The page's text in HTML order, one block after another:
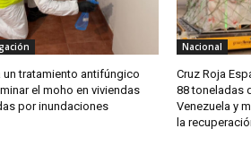
un tratamiento antifúngico
el moho en viviendas
por inundaciones
Nacional
Cruz Roja
88 toneladas
Venezuela y
la